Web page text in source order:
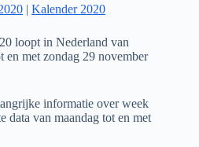
|Kalender 2020
loopt in Nederland van
en met zondag 29 november
informatie over week
data van maandag tot en met